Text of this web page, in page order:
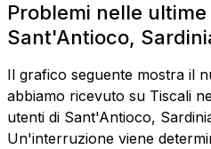
Problemi nelle
Sant'Antioco,
Il grafico seguente mostra il
abbiamo ricevuto su Tiscali
utenti di Sant'Antioco,
Un'interruzione viene